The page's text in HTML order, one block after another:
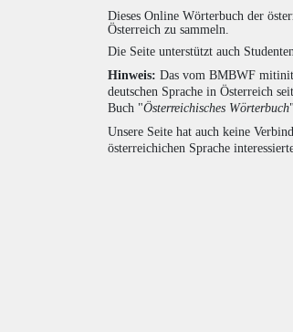
Dieses Online Wörterbuch der
Österreich zu sammeln.
Die Seite unterstützt auch
Hinweis: Das vom BMBWF
deutschen Sprache in Österreich
Buch "Österreichisches Wörterbuch
Unsere Seite hat auch keine
österreichichen Sprache